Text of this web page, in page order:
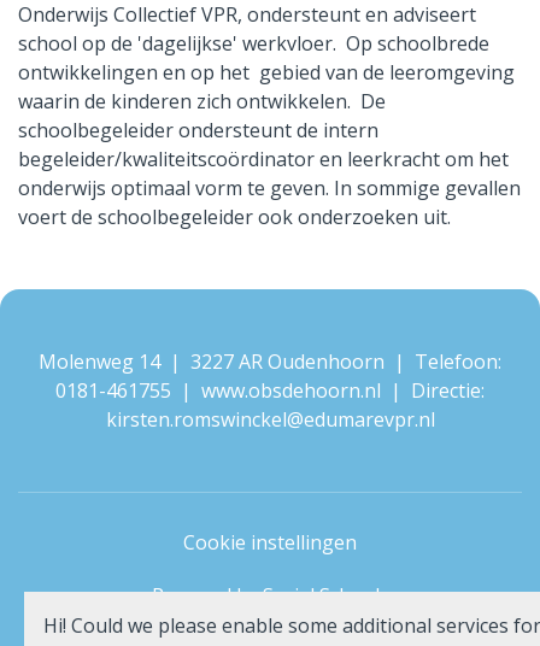
Onderwijs Collectief VPR, ondersteunt en adviseert
school op de 'dagelijkse' werkvloer. Op schoolbrede
ontwikkelingen en op het gebied van de leeromgeving
waarin de kinderen zich ontwikkelen. De
schoolbegeleider ondersteunt de intern
begeleider/kwaliteitscoördinator en leerkracht om het
onderwijs optimaal vorm te geven. In sommige gevallen
voert de schoolbegeleider ook onderzoeken uit.
Molenweg 14 | 3227 AR Oudenhoorn | Telefoon:
0181-461755 | www.obsdehoorn.nl | Directie:
kirsten.romswinckel@edumarevpr.nl
Cookie instellingen
Powered bySocial Schools
Hi! Could we please enable some additional services for